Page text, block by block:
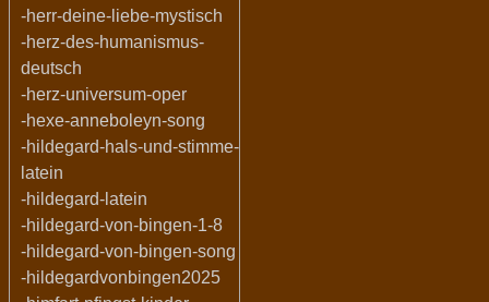
-herr-deine-liebe-mystisch
-herz-des-humanismus-
deutsch
-herz-universum-oper
-hexe-anneboleyn-song
-hildegard-hals-und-stimme-
latein
-hildegard-latein
-hildegard-von-bingen-1-8
-hildegard-von-bingen-song
-hildegardvonbingen2025